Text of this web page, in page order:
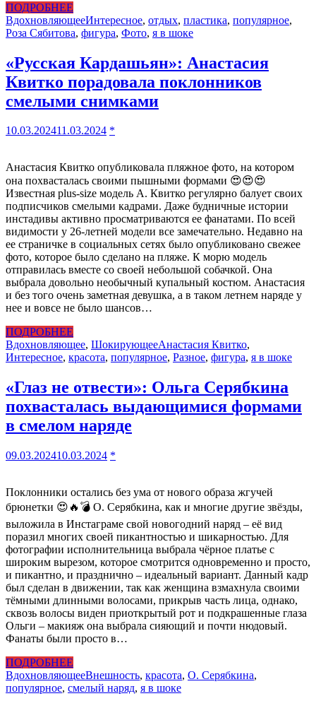
ПОДРОБНЕЕ
ВдохновляющееИнтересное, отдых, пластика, популярное,
Роза Сябитова, фигура, Фото, я в шоке
«Русская Кардашьян»: Анастасия
Квитко порадовала поклонников
смелыми снимками
10.03.202411.03.2024 *
Анастасия Квитко опубликовала пляжное фото, на котором
она похвасталась своими пышными формами 😍😍😍
Известная plus-size модель А. Квитко регулярно балует своих
подписчиков смелыми кадрами. Даже будничные истории
инстадивы активно просматриваются ее фанатами. По всей
видимости у 26-летней модели все замечательно. Недавно на
ее страничке в социальных сетях было опубликовано свежее
фото, которое было сделано на пляже. К морю модель
отправилась вместе со своей небольшой собачкой. Она
выбрала довольно необычный купальный костюм. Анастасия
и без того очень заметная девушка, а в таком летнем наряде у
нее и вовсе не было шансов…
ПОДРОБНЕЕ
Вдохновляющее, ШокирующееАнастасия Квитко,
Интересное, красота, популярное, Разное, фигура, я в шоке
«Глаз не отвести»: Ольга Серябкина
похвасталась выдающимися формами
в смелом наряде
09.03.202410.03.2024 *
Поклонники остались без ума от нового образа жгучей
брюнетки 😍🔥💣 О. Серябкина, как и многие другие звёзды,
выложила в Инстаграме свой новогодний наряд – её вид
поразил многих своей пикантностью и шикарностью. Для
фотографии исполнительница выбрала чёрное платье с
широким вырезом, которое смотрится одновременно и просто,
и пикантно, и празднично – идеальный вариант. Данный кадр
был сделан в движении, так как женщина взмахнула своими
тёмными длинными волосами, прикрыв часть лица, однако,
сквозь волосы виден приоткрытый рот и подкрашенные глаза
Ольги – макияж она выбрала сияющий и почти нюдовый.
Фанаты были просто в…
ПОДРОБНЕЕ
ВдохновляющееВнешность, красота, О. Серябкина,
популярное, смелый наряд, я в шоке